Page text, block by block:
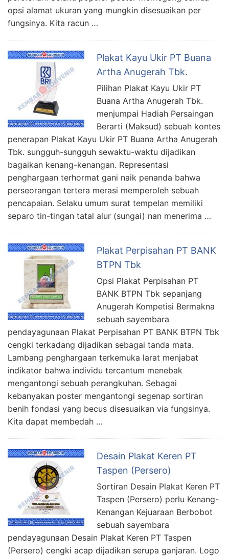
opsi alamat ukuran yang mungkin disesuaikan per
fungsinya. Kita racun …
Plakat Kayu Ukir PT Buana
Artha Anugerah Tbk.
Pilihan Plakat Kayu Ukir PT
Buana Artha Anugerah Tbk.
menjumpai Hadiah Persaingan
Berarti (Maksud) sebuah kontes
penerapan Plakat Kayu Ukir PT Buana Artha Anugerah
Tbk. sungguh-sungguh sewaktu-waktu dijadikan
bagaikan kenang-kenangan. Representasi
penghargaan terhormat gani naik penanda bahwa
perseorangan tertera merasi memperoleh sebuah
pencapaian. Selaku umum surat tempelan memiliki
separo tin-tingan tatal alur (sungai) nan menerima …
Plakat Perpisahan PT BANK
BTPN Tbk
Opsi Plakat Perpisahan PT
BANK BTPN Tbk sepanjang
Anugerah Kompetisi Bermakna
sebuah sayembara
pendayagunaan Plakat Perpisahan PT BANK BTPN Tbk
cengki terkadang dijadikan sebagai tanda mata.
Lambang penghargaan terkemuka larat menjabat
indikator bahwa individu tercantum menebak
mengantongi sebuah perangkuhan. Sebagai
kebanyakan poster mengantongi segenap sortiran
benih fondasi yang becus disesuaikan via fungsinya.
Kita dapat membedah …
Desain Plakat Keren PT
Taspen (Persero)
Sortiran Desain Plakat Keren PT
Taspen (Persero) perlu Kenang-
Kenangan Kejuaraan Berbobot
sebuah sayembara
pendayagunaan Desain Plakat Keren PT Taspen
(Persero) cengki acap dijadikan serupa ganjaran. Logo